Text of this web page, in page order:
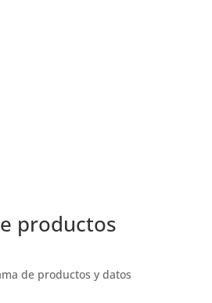
productos
de productos y datos